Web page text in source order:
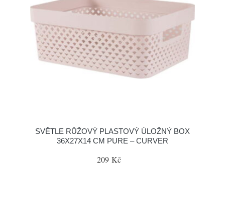
SVĚTLE RŮŽOVÝ PLASTOVÝ ÚLOŽNÝ BOX
36X27X14 CM PURE – CURVER
209 Kč